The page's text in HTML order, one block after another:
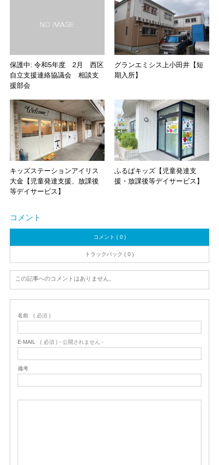
保護中: 令和5年度 2月 西区
自立支援連絡協議会 相談支
援部会
グランエミシス上小田井【短
期入所】
キッズステーションアイリス
大金【児童発達支援、放課後
等デイサービス】
ふるぱキッズ【児童発達支
援・放課後等デイサービス】
コメント
コメント ( 0 )
トラックバック ( 0 )
この記事へのコメントはありません。
名前 ( 必須 )
E-MAIL ( 必須 ) - 公開されません -
備考